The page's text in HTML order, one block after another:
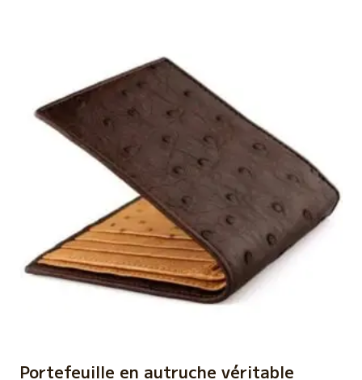
Portefeuille en autruche véritable